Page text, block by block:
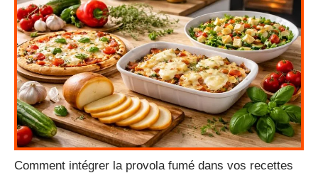
Comment intégrer la provola fumé dans vos recettes